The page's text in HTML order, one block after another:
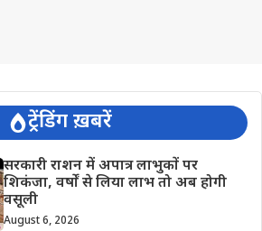
ट्रेंडिंग ख़बरें
सरकारी राशन में अपात्र लाभुकों पर
शिकंजा, वर्षों से लिया लाभ तो अब होगी
वसूली
August 6, 2026